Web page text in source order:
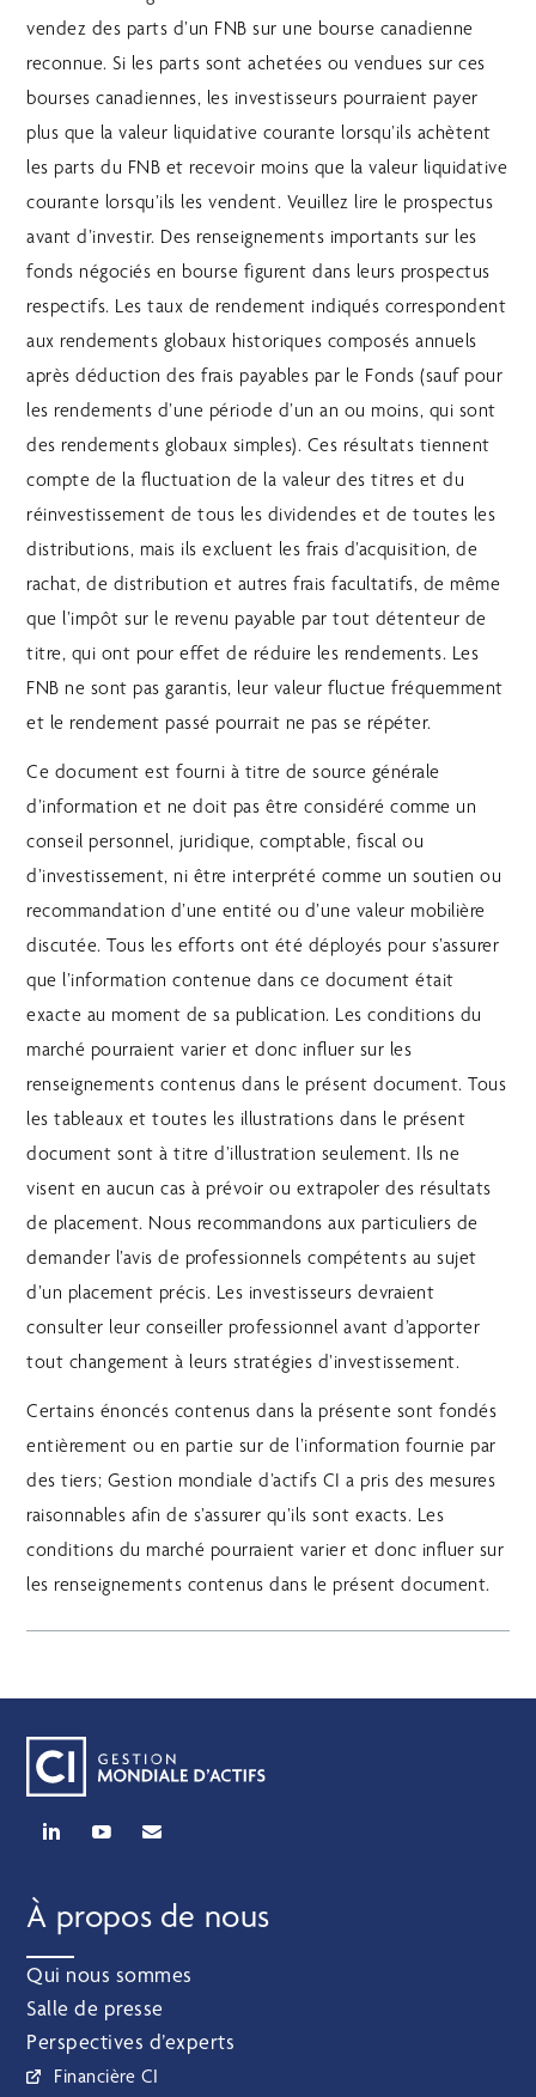
vendez des parts d’un FNB sur une bourse canadienne
reconnue. Si les parts sont achetées ou vendues sur ces
bourses canadiennes, les investisseurs pourraient payer
plus que la valeur liquidative courante lorsqu’ils achètent
les parts du FNB et recevoir moins que la valeur liquidative
courante lorsqu’ils les vendent. Veuillez lire le prospectus
avant d’investir. Des renseignements importants sur les
fonds négociés en bourse figurent dans leurs prospectus
respectifs. Les taux de rendement indiqués correspondent
aux rendements globaux historiques composés annuels
après déduction des frais payables par le Fonds (sauf pour
les rendements d’une période d’un an ou moins, qui sont
des rendements globaux simples). Ces résultats tiennent
compte de la fluctuation de la valeur des titres et du
réinvestissement de tous les dividendes et de toutes les
distributions, mais ils excluent les frais d’acquisition, de
rachat, de distribution et autres frais facultatifs, de même
que l’impôt sur le revenu payable par tout détenteur de
titre, qui ont pour effet de réduire les rendements. Les
FNB ne sont pas garantis, leur valeur fluctue fréquemment
et le rendement passé pourrait ne pas se répéter.
Ce document est fourni à titre de source générale
d’information et ne doit pas être considéré comme un
conseil personnel, juridique, comptable, fiscal ou
d’investissement, ni être interprété comme un soutien ou
recommandation d’une entité ou d’une valeur mobilière
discutée. Tous les efforts ont été déployés pour s’assurer
que l’information contenue dans ce document était
exacte au moment de sa publication. Les conditions du
marché pourraient varier et donc influer sur les
renseignements contenus dans le présent document. Tous
les tableaux et toutes les illustrations dans le présent
document sont à titre d’illustration seulement. Ils ne
visent en aucun cas à prévoir ou extrapoler des résultats
de placement. Nous recommandons aux particuliers de
demander l’avis de professionnels compétents au sujet
d’un placement précis. Les investisseurs devraient
consulter leur conseiller professionnel avant d’apporter
tout changement à leurs stratégies d’investissement.
Certains énoncés contenus dans la présente sont fondés
entièrement ou en partie sur de l’information fournie par
des tiers; Gestion mondiale d’actifs CI a pris des mesures
raisonnables afin de s’assurer qu’ils sont exacts. Les
conditions du marché pourraient varier et donc influer sur
les renseignements contenus dans le présent document.
À propos de nous
Qui nous sommes
Salle de presse
Perspectives d’experts
Financière CI